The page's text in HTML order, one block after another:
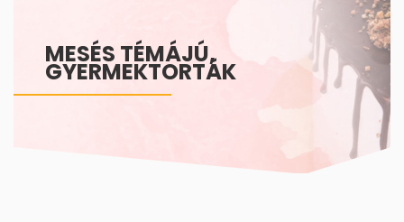
MESÉS TÉMÁJÚ,
GYERMEKTORTÁK